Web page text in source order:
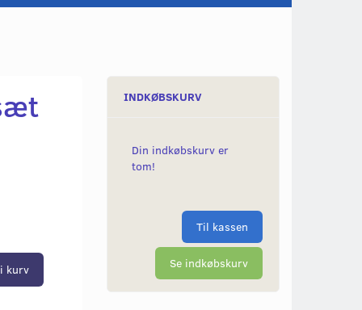
kurv
INDKØBSKURV
Din indkøbskurv er
tom!
Til kassen
Se indkøbskurv